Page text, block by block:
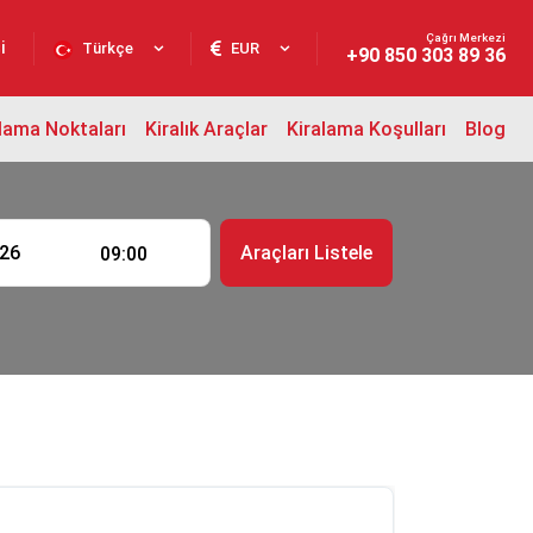
Türkçe EUR
Çağrı Merkezi
+90 850 303 89 36
Noktaları Kiralık Araçlar Kiralama Koşulları Blog
09:00 Araçları Listele